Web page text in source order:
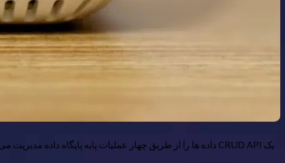
یک CRUD API داده ها را از طریق چهار عملیات پایه پایگاه داده مدیریت می کند: ایجاد، خواندن، به روز رسانی و حذف. فقط با Express و پایگاه داده PostgreSQL می توانید یک CRUD API ساده ایجاد کنید.